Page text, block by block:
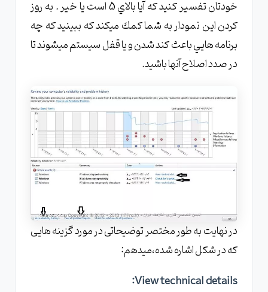
خودتان تفسير كنيد كه آيا بالاي 5 است يا خير . به روز
كردن اين نمودار به شما كمك ميكند كه ببينيد كه چه
برنامه هايي باعث كند شدن و يا قفل سيستم ميشوند تا
در صدد اصلاح آنها باشيد.
در نهایت به طور مختصر توضیحاتی در مورد گزینه هایی
که در شکل اشاره شده،میدهم:
View technical details: